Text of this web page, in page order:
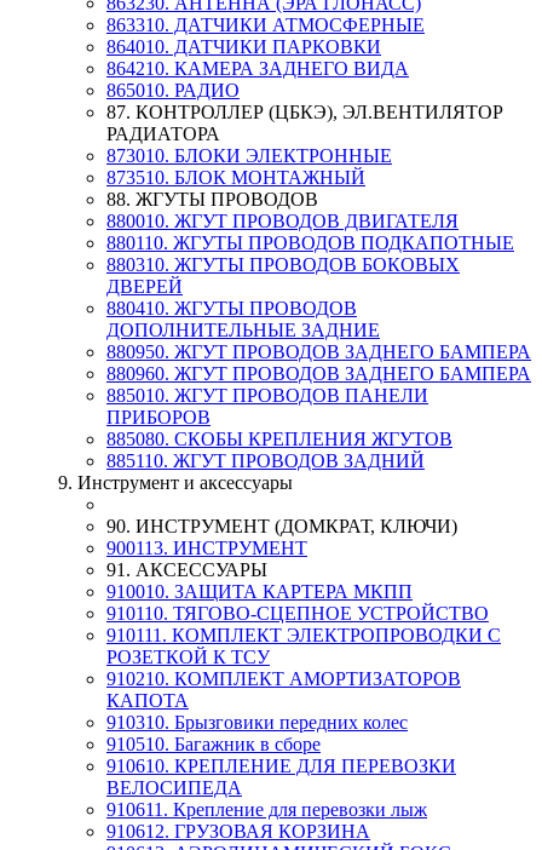
863310. ДАТЧИКИ АТМОСФЕРНЫЕ
864010. ДАТЧИКИ ПАРКОВКИ
864210. КАМЕРА ЗАДНЕГО ВИДА
865010. РАДИО
87. КОНТРОЛЛЕР (ЦБКЭ), ЭЛ.ВЕНТИЛЯТОР
РАДИАТОРА
873010. БЛОКИ ЭЛЕКТРОННЫЕ
873510. БЛОК МОНТАЖНЫЙ
88. ЖГУТЫ ПРОВОДОВ
880010. ЖГУТ ПРОВОДОВ ДВИГАТЕЛЯ
880110. ЖГУТЫ ПРОВОДОВ ПОДКАПОТНЫЕ
880310. ЖГУТЫ ПРОВОДОВ БОКОВЫХ
ДВЕРЕЙ
880410. ЖГУТЫ ПРОВОДОВ
ДОПОЛНИТЕЛЬНЫЕ ЗАДНИЕ
880950. ЖГУТ ПРОВОДОВ ЗАДНЕГО БАМПЕРА
880960. ЖГУТ ПРОВОДОВ ЗАДНЕГО БАМПЕРА
885010. ЖГУТ ПРОВОДОВ ПАНЕЛИ
ПРИБОРОВ
885080. СКОБЫ КРЕПЛЕНИЯ ЖГУТОВ
885110. ЖГУТ ПРОВОДОВ ЗАДНИЙ
9. Инструмент и аксессуары
90. ИНСТРУМЕНТ (ДОМКРАТ, КЛЮЧИ)
900113. ИНСТРУМЕНТ
91. АКСЕССУАРЫ
910010. ЗАЩИТА КАРТЕРА МКПП
910110. ТЯГОВО-СЦЕПНОЕ УСТРОЙСТВО
910111. КОМПЛЕКТ ЭЛЕКТРОПРОВОДКИ С
РОЗЕТКОЙ К ТСУ
910210. КОМПЛЕКТ АМОРТИЗАТОРОВ
КАПОТА
910310. Брызговики передних колес
910510. Багажник в сборе
910610. КРЕПЛЕНИЕ ДЛЯ ПЕРЕВОЗКИ
ВЕЛОСИПЕДА
910611. Крепление для перевозки лыж
910612. ГРУЗОВАЯ КОРЗИНА